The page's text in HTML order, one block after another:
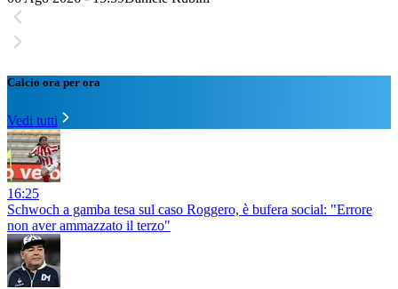
Calcio ora per ora
Vedi tutti
16:25
Schwoch a gamba tesa sul caso Roggero, è bufera social: "Errore
non aver ammazzato il terzo"